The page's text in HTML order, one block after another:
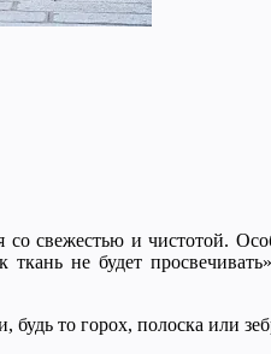
свежестью и чистотой.
не будет
то горох, полоска или